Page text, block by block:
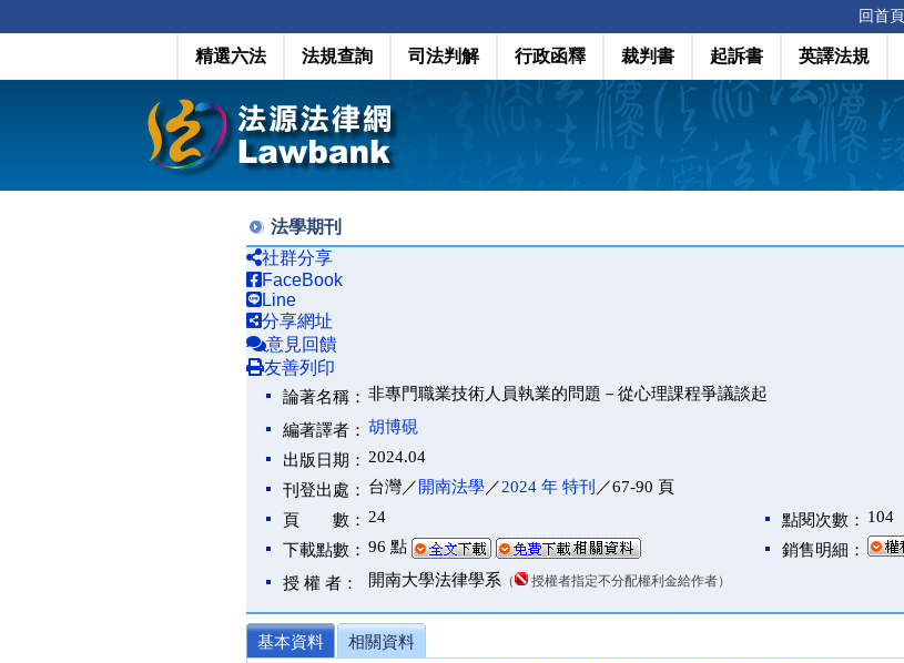
回首頁
精選六法 法規查詢 司法判解 行政函釋 裁判書 起訴書 英譯法規
法學期刊
社群分享
FaceBook
Line
分享網址
意見回饋
友善列印
論著名稱： 非專門職業技術人員執業的問題－從心理課程爭議談起
編著譯者： 胡博硯
出版日期： 2024.04
刊登出處： 台灣／ 開南法學／2024 年 特刊 ／67-90 頁
頁 數： 24 點閱次數： 104
下載點數： 96 點
銷售明細：
授 權 者：
開南大學法律學系 （ 授權者指定不分配權利金給作者）
基本資料
相關資料